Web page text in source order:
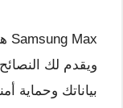
ويقدم لك
بياناتك وحماية